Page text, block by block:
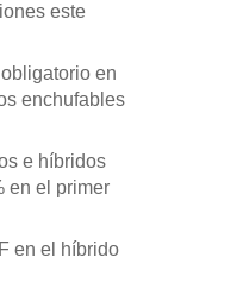
este
en
enchufables
e híbridos
en el primer
en el híbrido